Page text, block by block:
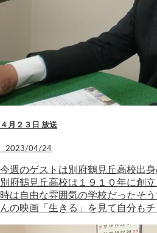
４月２３日 放送
2023/04/24
今週のゲストは別府鶴見丘高校出身
別府鶴見丘高校は１９１０年に創
時は自由な雰囲気の学校だったそ
んの映画「生きる」を見て自分も